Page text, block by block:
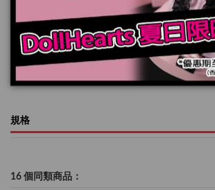
規格
16 個同類商品：